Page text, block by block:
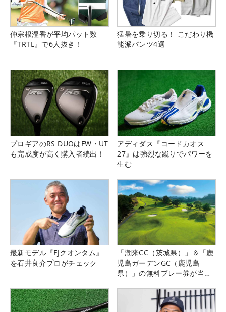
仲宗根澄香が平均パット数
『TRTL』で6人抜き！
猛暑を乗り切る！ こだわり機
能派パンツ4選
プロギアのRS DUOはFW・UT
も完成度が高く購入者続出！
アディダス『コードカオス
27』は強烈な蹴りでパワーを
生む
最新モデル『FJクオンタム』
を石井良介プロがチェック
「潮来CC（茨城県）」＆「鹿
児島ガーデンGC（鹿児島
県）」の無料プレー券が当た